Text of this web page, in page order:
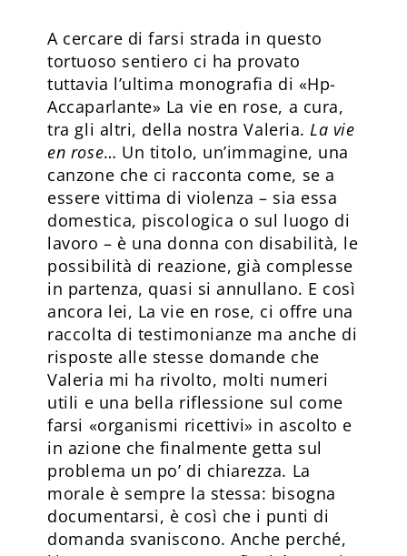
A cercare di farsi strada in questo
tortuoso sentiero ci ha provato
tuttavia l’ultima monografia di «Hp-
Accaparlante» La vie en rose, a cura,
tra gli altri, della nostra Valeria.La vie
en rose… Un titolo, un’immagine, una
canzone che ci racconta come, se a
essere vittima di violenza – sia essa
domestica, piscologica o sul luogo di
lavoro – è una donna con disabilità, le
possibilità di reazione, già complesse
in partenza, quasi si annullano. E così
ancora lei, La vie en rose, ci offre una
raccolta di testimonianze ma anche di
risposte alle stesse domande che
Valeria mi ha rivolto, molti numeri
utili e una bella riflessione sul come
farsi «organismi ricettivi» in ascolto e
in azione che finalmente getta sul
problema un po’ di chiarezza. La
morale è sempre la stessa: bisogna
documentarsi, è così che i punti di
domanda svaniscono. Anche perché,